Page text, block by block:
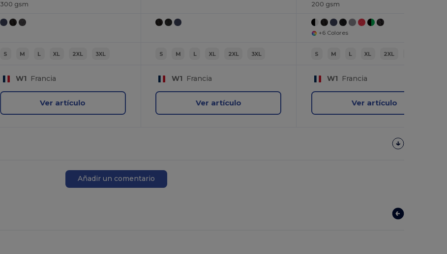
300 gsm
S M L XL 2XL 3XL
W1 Francia
Ver artículo
S M L XL 2XL 3XL
W1 Francia
Ver artículo
200 gsm
+6 Colores
S M L XL 2XL
W1 Francia
Ver artículo
Añadir un comentario